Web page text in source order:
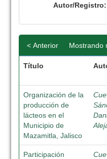
Autor/Registro:
Mostrando
< Anterior
Título
Organización de la
producción de
lácteos en el
Municipio de
Mazamitla, Jalisco
Participación